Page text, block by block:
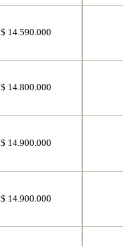
$ 14.590.000
$ 14.800.000
$ 14.900.000
$ 14.900.000